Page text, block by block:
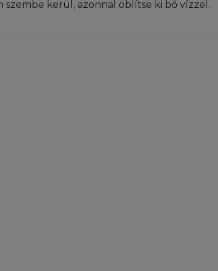
szembe kerül, azonnal öblítse ki bő vízzel.
jogszabályokban
formában, kizárólag
Ez a
kezelését, illetve
a Honlapra vagy annak
kívül tilos másolni,
módosítani, feltölteni,
a Honlap